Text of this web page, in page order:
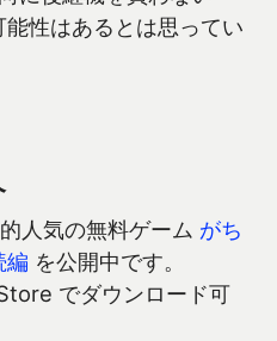
能性はあるとは思ってい
人気の無料ゲーム がち
編 を公開中です。
でダウンロード可